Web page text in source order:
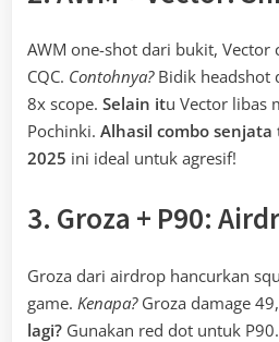
AWM one-shot dari bukit, Vector
CQC. Contohnya?Bidik headshot
8x scope. Selain itu Vector libas
Pochinki. Alhasil combo senjata
2025 ini ideal untuk agresif!
3. Groza + P90:
Groza dari airdrop hancurkan
game. Kenapa?Groza damage
lagi? Gunakan red dot untuk P90.